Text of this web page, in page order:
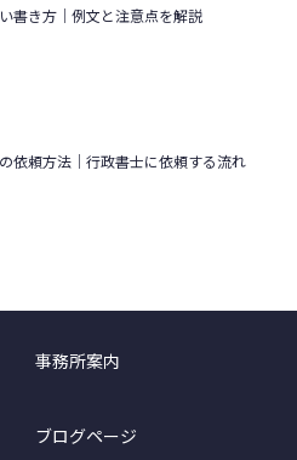
書き方｜例文と注意点を解説
依頼方法｜行政書士に依頼する流れ
事務所案内
ブログページ